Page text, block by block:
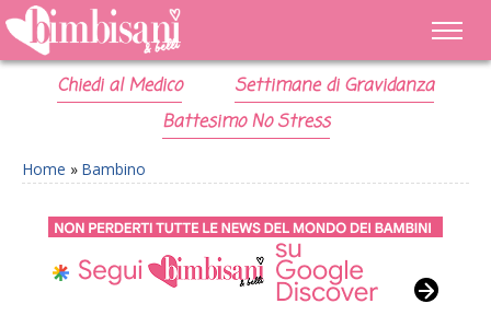
Chiedi al Medico
Settimane di Gravidanza
Battesimo No Stress
Home » Bambino